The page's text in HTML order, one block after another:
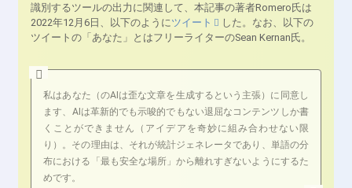
識別するツールの出力に関連して、本記事の著者Romero氏は
2022年12月6日、以下のようにツイート
した。なお、以下の
ツイートの「あなた」とはフリーライターのSean Kernan氏。
私はあなた（のAIは歪な文章を生成するという主張）に同意し
ます、AIは革新的でも示唆的でもない退屈なコンテンツしか書
くことができません（アイデアを奇妙に組み合わせない限
り）。その理由は、それが統計ジェネレータであり、単語の分
布における「最も安全な場所」から離れすぎないようにするた
めです。